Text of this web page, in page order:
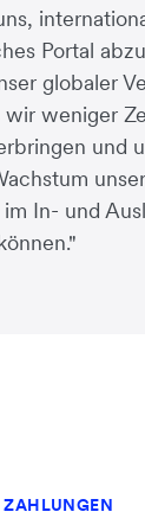
Portal
globaler
weniger
und
In- und
ZAHLUNGEN